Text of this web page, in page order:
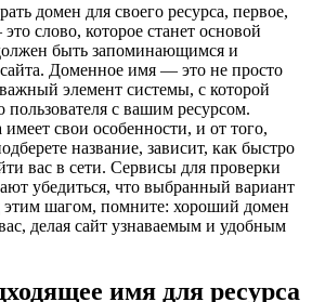
домен для своего ресурса, первое,
слово, которое станет основой
быть запоминающимся и
Доменное имя — это не просто
важный элемент системы, с которой
пользователя с вашим ресурсом.
свои особенности, и от того,
название, зависит, как быстро
вас в сети. Сервисы для проверки
убедиться, что выбранный вариант
этим шагом, помните: хороший домен
делая сайт узнаваемым и удобным
имя для ресурса